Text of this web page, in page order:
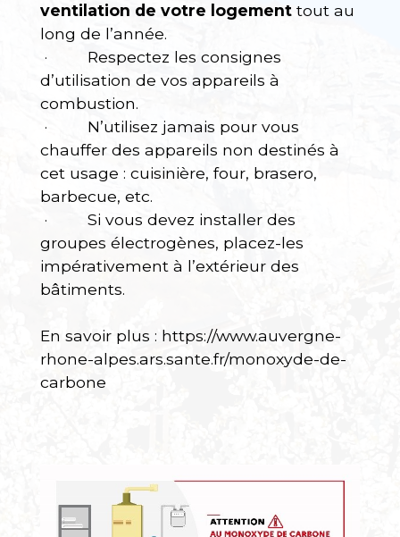
ventilation de votre logement tout au
long de l’année.
· Respectez les consignes
d’utilisation de vos appareils à
combustion.
· N’utilisez jamais pour vous
chauffer des appareils non destinés à
cet usage : cuisinière, four, brasero,
barbecue, etc.
· Si vous devez installer des
groupes électrogènes, placez-les
impérativement à l’extérieur des
bâtiments.
En savoir plus : https://www.auvergne-
rhone-alpes.ars.sante.fr/monoxyde-de-
carbone